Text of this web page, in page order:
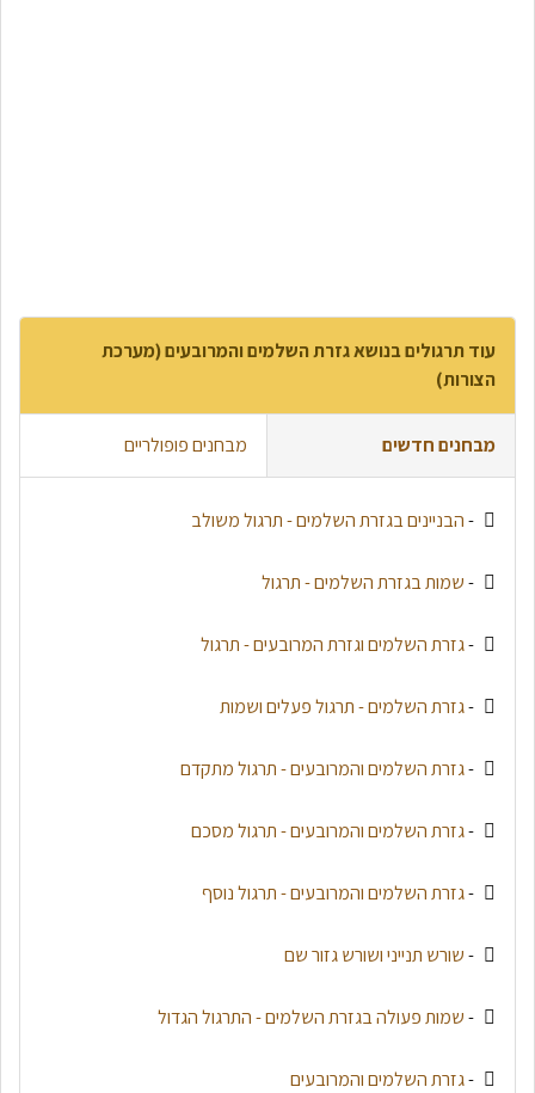
עוד תרגולים בנושא גזרת השלמים והמרובעים (מערכת
הצורות)
מבחנים חדשים מבחנים פופולריים
-הבניינים בגזרת השלמים - תרגול משולב
-שמות בגזרת השלמים - תרגול
-גזרת השלמים וגזרת המרובעים - תרגול
-גזרת השלמים - תרגול פעלים ושמות
-גזרת השלמים והמרובעים - תרגול מתקדם
-גזרת השלמים והמרובעים - תרגול מסכם
-גזרת השלמים והמרובעים - תרגול נוסף
-שורש תנייני ושורש גזור שם
-שמות פעולה בגזרת השלמים - התרגול הגדול
-גזרת השלמים והמרובעים